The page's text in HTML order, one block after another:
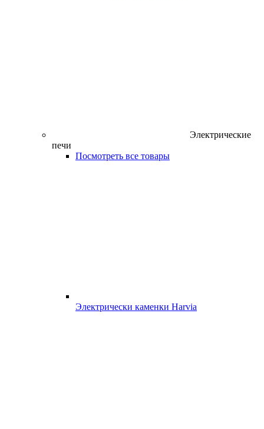
Электрические
печи
Посмотреть все товары
Электрически каменки Harvia